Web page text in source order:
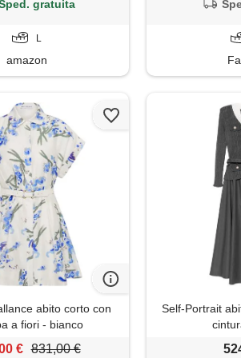
gratuita
L
amazon
abito corto con
a fiori - bianco
€ 831,00 €
Self-Portrait